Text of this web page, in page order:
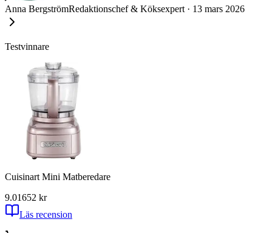
Anna BergströmRedaktionschef & Köksexpert · 13 mars 2026
Testvinnare
Cuisinart Mini Matberedare
9.01652 kr
Läs recension